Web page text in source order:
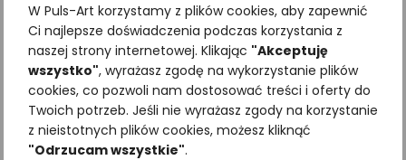
W Puls-Art korzystamy z plików cookies, aby zapewnić
Ci najlepsze doświadczenia podczas korzystania z
naszej strony internetowej. Klikając "Akceptuję
wszystko", wyrażasz zgodę na wykorzystanie plików
cookies, co pozwoli nam dostosować treści i oferty do
Twoich potrzeb. Jeśli nie wyrażasz zgody na korzystanie
z nieistotnych plików cookies, możesz kliknąć
"Odrzucam wszystkie".
Najniższa cena z ostatnich 30
dni:65,00zł
SKU:Brak danych
Kategorie: